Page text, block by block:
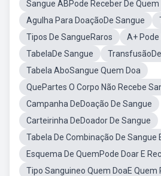
Sangue ABPode Receber De Quem
Agulha Para DoaçãoDe Sangue
Tipos De SangueRaros
A+ Pode
TabelaDe Sangue
Tabela AboSangue Quem Doa
QuePartes O Corpo Não Recebe
Campanha DeDoação De Sangue
Carteirinha DeDoador De Sangue
Tabela De Combinação De Sangue
Esquema De QuemPode Doar E
Tipo Sanguineo Quem DoaE Quem